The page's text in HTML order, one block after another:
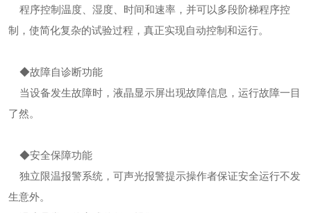
程序控制温度、湿度、时间和速率，并可以多段阶梯程序控
制，使简化复杂的试验过程，真正实现自动控制和运行。
◆故障自诊断功能
当设备发生故障时，液晶显示屏出现故障信息，运行故障一目
了然。
◆安全保障功能
独立限温报警系统，可声光报警提示操作者保证安全运行不发
生意外。